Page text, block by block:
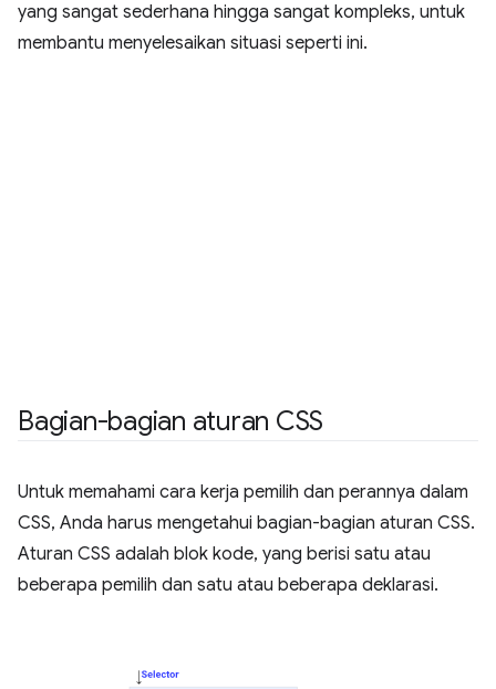
yang sangat sederhana hingga sangat kompleks, untuk
membantu menyelesaikan situasi seperti ini.
Bagian-bagian aturan CSS
Untuk memahami cara kerja pemilih dan perannya dalam
CSS, Anda harus mengetahui bagian-bagian aturan CSS.
Aturan CSS adalah blok kode, yang berisi satu atau
beberapa pemilih dan satu atau beberapa deklarasi.